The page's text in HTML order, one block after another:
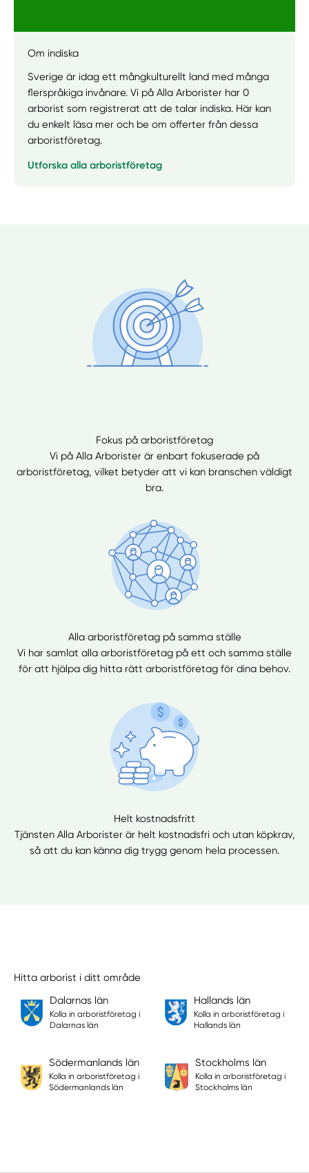
Välj tillvägagångssätt
Om indiska
Sverige är idag ett mångkulturellt land med många
flerspråkiga invånare. Vi på Alla Arborister har 0
arborist som registrerat att de talar indiska. Här kan
du enkelt läsa mer och be om offerter från dessa
arboristföretag.
Utforska alla arboristföretag
Fokus på arboristföretag
Vi på Alla Arborister är enbart fokuserade på
arboristföretag, vilket betyder att vi kan branschen väldigt
bra.
Alla arboristföretag på samma ställe
Vi har samlat alla arboristföretag på ett och samma ställe
för att hjälpa dig hitta rätt arboristföretag för dina behov.
Helt kostnadsfritt
Tjänsten Alla Arborister är helt kostnadsfri och utan köpkrav,
så att du kan känna dig trygg genom hela processen.
Hitta arborist i ditt område
Dalarnas län
Kolla in arboristföretag i
Dalarnas län
Hallands län
Kolla in arboristföretag i
Hallands län
Södermanlands län
Kolla in arboristföretag i
Södermanlands län
Stockholms län
Kolla in arboristföretag i
Stockholms län